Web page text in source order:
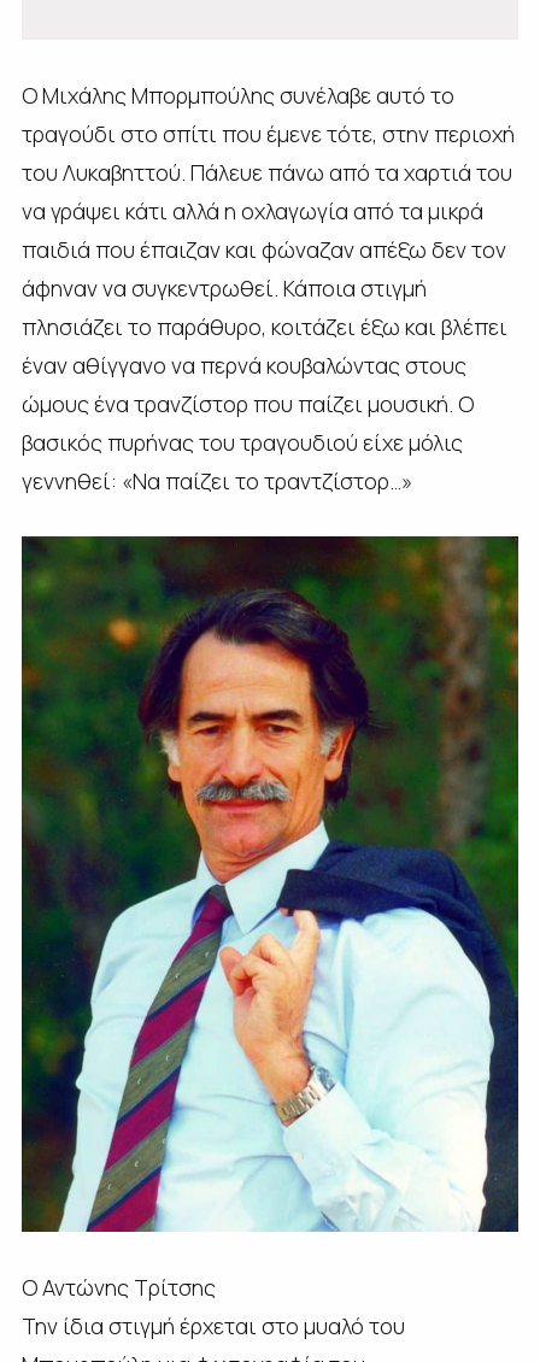
Ο Μιχάλης Μπορμπούλης συνέλαβε αυτό το
τραγούδι στο σπίτι που έμενε τότε, στην περιοχή
του Λυκαβηττού. Πάλευε πάνω από τα χαρτιά του
να γράψει κάτι αλλά η οχλαγωγία από τα μικρά
παιδιά που έπαιζαν και φώναζαν απέξω δεν τον
άφηναν να συγκεντρωθεί. Κάποια στιγμή
πλησιάζει το παράθυρο, κοιτάζει έξω και βλέπει
έναν αθίγγανο να περνά κουβαλώντας στους
ώμους ένα τρανζίστορ που παίζει μουσική. Ο
βασικός πυρήνας του τραγουδιού είχε μόλις
γεννηθεί: «Να παίζει το τραντζίστορ…»
Ο Αντώνης Τρίτσης
Την ίδια στιγμή έρχεται στο μυαλό του